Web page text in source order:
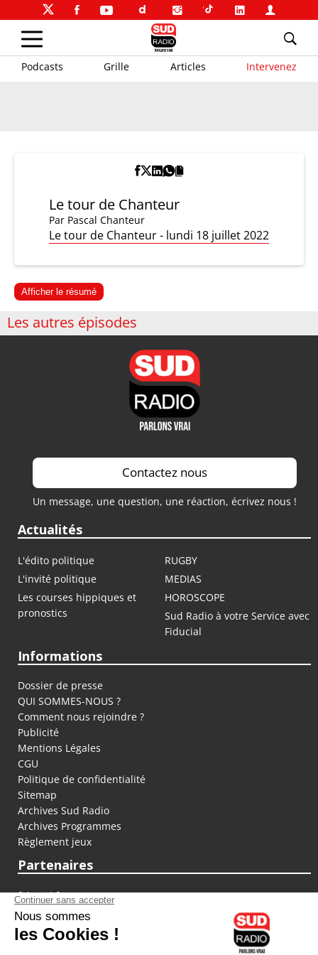
Podcasts Grille Articles Intervenez
Le tour de Chanteur
Par Pascal Chanteur
Le tour de Chanteur - lundi 18 juillet 2022
Afficher le résumé
Les autres épisodes
Contactez nous
Un message, une question, une réaction, écrivez nous !
Actualités
L'édito politique
RUGBY
L'invité politique
MEDIAS
Les courses hippiques et
pronostics
HOROSCOPE
Sud Radio à votre Service avec
Fiducial
Informations
Dossier de presse
QUI SOMMES-NOUS ?
Comment nous rejoindre ?
Publicité
Mentions Légales
CGU
Politique de confidentialité
Sitemap
Archives Sud Radio
Archives Programmes
Règlement jeux
Partenaires
fiducial.fr
lyoncapitale.fr
olympique-et-lyonnais.com